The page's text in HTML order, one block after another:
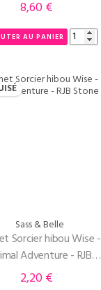
Prix
8,60 €
AU PANIER
Sass & Belle
Sorcier hibou Wise -
Adventure - RJB
Stone
Prix
2,20 €